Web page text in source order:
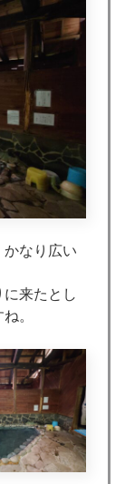
なり広い
来たとし
。